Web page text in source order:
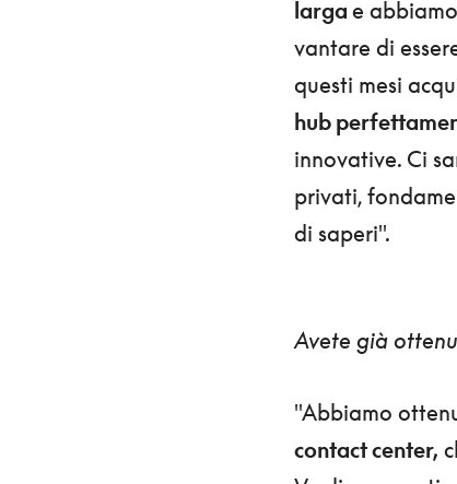
larga e
vantare di
questi mesi
hub
innovative. Ci
privati,
di saperi".
Avete già
"Abbiamo
contact center,